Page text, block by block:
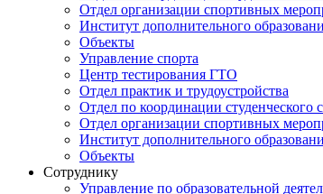
Отдел организации спортивных
Институт дополнительного
Объекты
Управление спорта
Центр тестирования ГТО
Отдел практик и трудоустройства
Отдел по координации студенческого
Отдел организации спортивных
Институт дополнительного
Объекты
Сотруднику
Управление по образовательной